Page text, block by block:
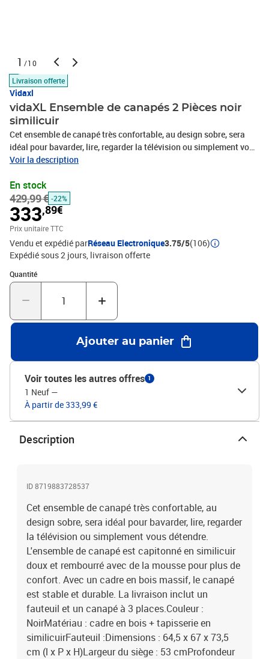
1 /10
Livraison offerte
Vidaxl
vidaXL Ensemble de canapés 2 Pièces noir
similicuir
Cet ensemble de canapé très confortable, au design sobre, sera
idéal pour bavarder, lire, regarder la télévision ou simplement vous
détendre. L'ensemble de canapé est capitonné en similicuir doux et
en bois massif, le canapé est stable et durable. La livraison inclut
un fauteuil et un canapé à 3 places.Couleur : NoirMatériau : cadre
en bois + tapisserie en similicuirFauteuil :Dimensions : 64,5 x 67 x
73,5 cm (l x P x H)Largeur du siège : 53 cmProfondeur du siège : 48
cmHauteur du siège à partir du sol : 37 cmHauteur des accoudoirs
à partir du sol : 51 cmCanapé à 3 places :Dimensions : 158 x 67 x
73,5 cm (l x P x H)Largeur du siège : 146 cmProfondeur du siège :
48 cmHauteur du siège à partir du sol : 37 cmHauteur des
accoudoirs à partir du sol : 51 cmAssemblage facileLa livraison
comprend 1 fauteuil et 1 canapé à 3 placesMatériel: Polyester:
Voir la description
En stock
429,99 € -22%
333,89€
Prix unitaire TTC
Vendu et expédié parRéseau Electronique3.75/5(106)
Expédié sous 2 jours livraison offerte
Quantité
Quantité : 1
Ajouter au panier
Voir toutes les autres offres 1
1 Neuf —
À partir de 333,99 €
Description
ID 8719883728537
Cet ensemble de canapé très confortable, au
design sobre, sera idéal pour bavarder, lire, regarder
la télévision ou simplement vous détendre.
L'ensemble de canapé est capitonné en similicuir
doux et rembourré avec de la mousse pour plus de
confort. Avec un cadre en bois massif, le canapé
est stable et durable. La livraison inclut un
fauteuil et un canapé à 3 places.Couleur :
NoirMatériau : cadre en bois + tapisserie en
similicuirFauteuil :Dimensions : 64,5 x 67 x 73,5
cm (l x P x H)Largeur du siège : 53 cmProfondeur